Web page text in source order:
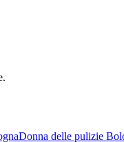
Donna delle pulizie